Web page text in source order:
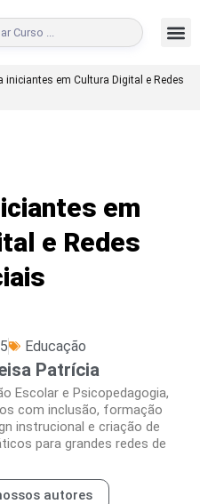
BUSCAR
iniciantes em Cultura Digital e Redes
em
e Redes
Educação
Patrícia
Escolar e Psicopedagogia,
com inclusão, formação
instrucional e criação de
para grandes redes de
autores